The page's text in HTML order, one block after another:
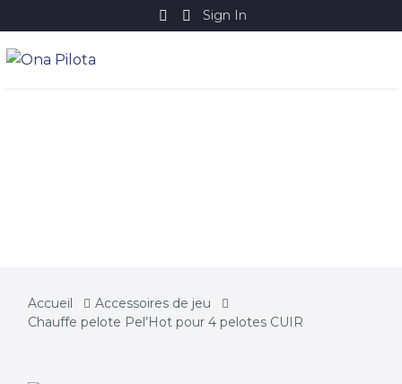
Sign In
Accueil
Accessoires de jeu
Chauffe pelote Pel’Hot pour 4 pelotes CUIR